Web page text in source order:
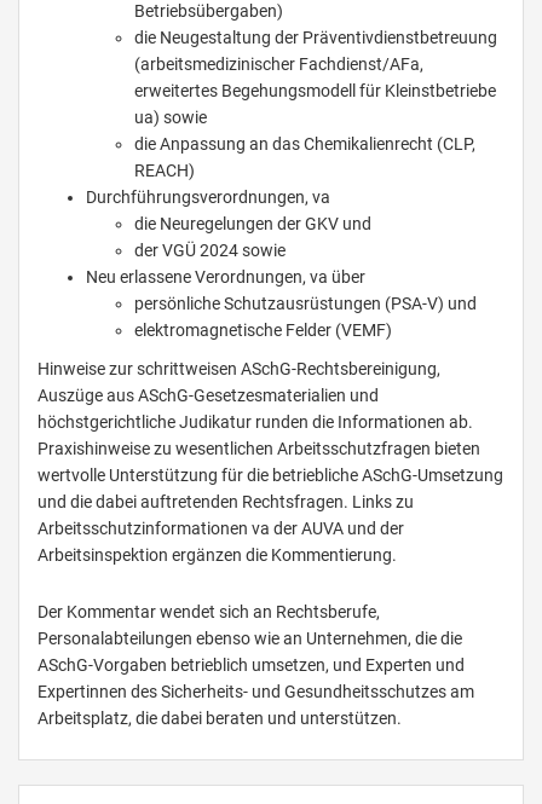
Betriebsübergaben)
die Neugestaltung der Präventivdienstbetreuung
(arbeitsmedizinischer Fachdienst/AFa,
erweitertes Begehungsmodell für Kleinstbetriebe
ua) sowie
die Anpassung an das Chemikalienrecht (CLP,
REACH)
Durchführungsverordnungen, va
die Neuregelungen der GKV und
der VGÜ 2024 sowie
Neu erlassene Verordnungen, va über
persönliche Schutzausrüstungen (PSA-V) und
elektromagnetische Felder (VEMF)
Hinweise zur schrittweisen ASchG-Rechtsbereinigung,
Auszüge aus ASchG-Gesetzesmaterialien und
höchstgerichtliche Judikatur runden die Informationen ab.
Praxishinweise zu wesentlichen Arbeitsschutzfragen bieten
wertvolle Unterstützung für die betriebliche ASchG-Umsetzung
und die dabei auftretenden Rechtsfragen. Links zu
Arbeitsschutzinformationen va der AUVA und der
Arbeitsinspektion ergänzen die Kommentierung.
Der Kommentar wendet sich an Rechtsberufe,
Personalabteilungen ebenso wie an Unternehmen, die die
ASchG-Vorgaben betrieblich umsetzen, und Experten und
Expertinnen des Sicherheits- und Gesundheitsschutzes am
Arbeitsplatz, die dabei beraten und unterstützen.